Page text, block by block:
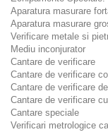
Aparatura masurare
Aparatura masurare
Verificare metale si
Mediu inconjurator
Cantare de verificare
Cantare de verificare
Cantare de verificare
Cantare de verificare
Cantare speciale
Verificari metrologice